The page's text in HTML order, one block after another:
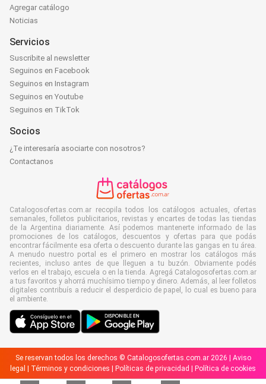
Agregar catálogo
Noticias
Servicios
Suscribite al newsletter
Seguinos en Facebook
Seguinos en Instagram
Seguinos en Youtube
Seguinos en TikTok
Socios
¿Te interesaría asociarte con nosotros?
Contactanos
Catalogosofertas.com.ar recopila todos los catálogos actuales, ofertas
semanales, folletos publicitarios, revistas y encartes de todas las tiendas
de la Argentina diariamente. Así podemos mantenerte informado de las
promociones de los catálogos, descuentos y ofertas para que podás
encontrar fácilmente esa oferta o descuento durante las gangas en tu área.
A menudo nuestro portal es el primero en mostrar los catálogos más
recientes, incluso antes de que lleguen a tu buzón. Obviamente podés
verlos en el trabajo, escuela o en la tienda. Agregá Catalogosofertas.com.ar
a tus favoritos y ahorrá muchísimo tiempo y dinero. Además, al leer folletos
digitales contribuís a reducir el desperdicio de papel, lo cual es bueno para
el ambiente.
Se reservan todos los derechos © Catalogosofertas.com.ar 2026 | Aviso
legal
Términos y condiciones Políticas de privacidad Política de cookies